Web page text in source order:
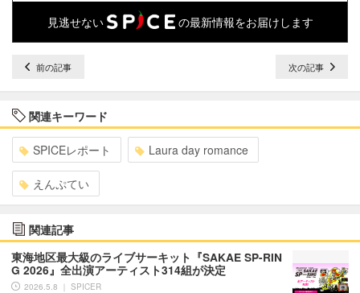
見逃せない の最新情報をお届けします
前の記事 次の記事
関連キーワード
SPICEレポート Laura day romance
えんぷてい
関連記事
東海地区最大級のライブサーキット『SAKAE SP-RIN
G 2026』全出演アーティスト314組が決定
2026.5.8 ｜ SPICER